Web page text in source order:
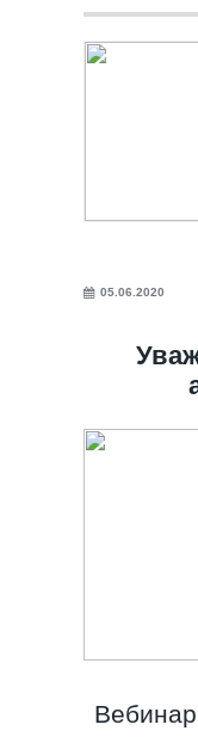
05.06.2020